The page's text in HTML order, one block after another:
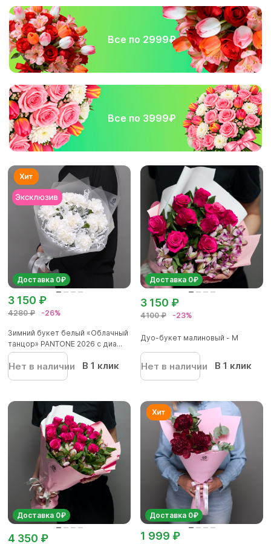
Все по 2999₽
Все по 3999₽
Доставка 0₽
4280 ₽ -26%
3 150 ₽
Зимний букет белый «Облачный
танцор» PANTONE 2026 с диа...
Нет в наличии В 1 клик
Доставка 0₽
4100 ₽ -23%
3 150 ₽
Дуо-букет малиновый - М
Нет в наличии В 1 клик
Доставка 0₽
4 350 ₽
Доставка 0₽
1 999 ₽